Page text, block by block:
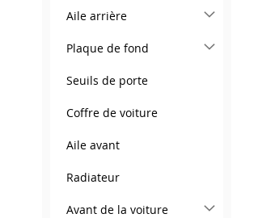
À
MA
LISTE
D’ENVIE
AJOUTER
AU
COMPARATEUR
AJOUTER
ÀAJOUTER
AJOUTER
ÀAJOUTER
À
MA
LISTE
D’ENVIE
AJOUTER
AU
COMPARATEUR
Aile arrière
Plaque de fond
Seuils de porte
Coffre de voiture
Aile avant
Radiateur
Avant de la voiture